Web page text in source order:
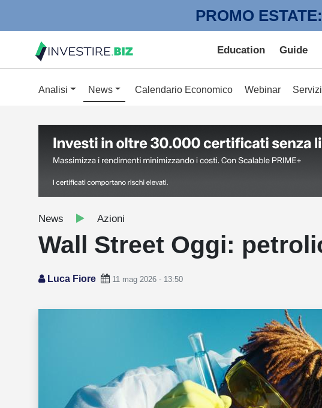
PROMO ESTATE:
Education Guide
Analisi News Calendario Economico Webinar Servizi
News Azioni
Wall Street Oggi:
Luca Fiore 11 mag 2026 - 13:50